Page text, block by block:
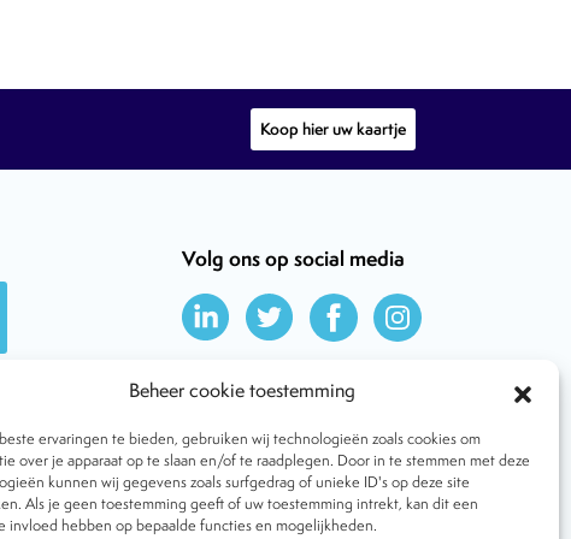
Beheer cookie toestemming
ervaringen te bieden, gebruiken wij technologieën zoals cookies om
over je apparaat op te slaan en/of te raadplegen. Door in te stemmen met deze
kunnen wij gegevens zoals surfgedrag of unieke ID's op deze site
Als je geen toestemming geeft of uw toestemming intrekt, kan dit een
invloed hebben op bepaalde functies en mogelijkheden.
Koop hier uw kaartje
Volg ons op social media